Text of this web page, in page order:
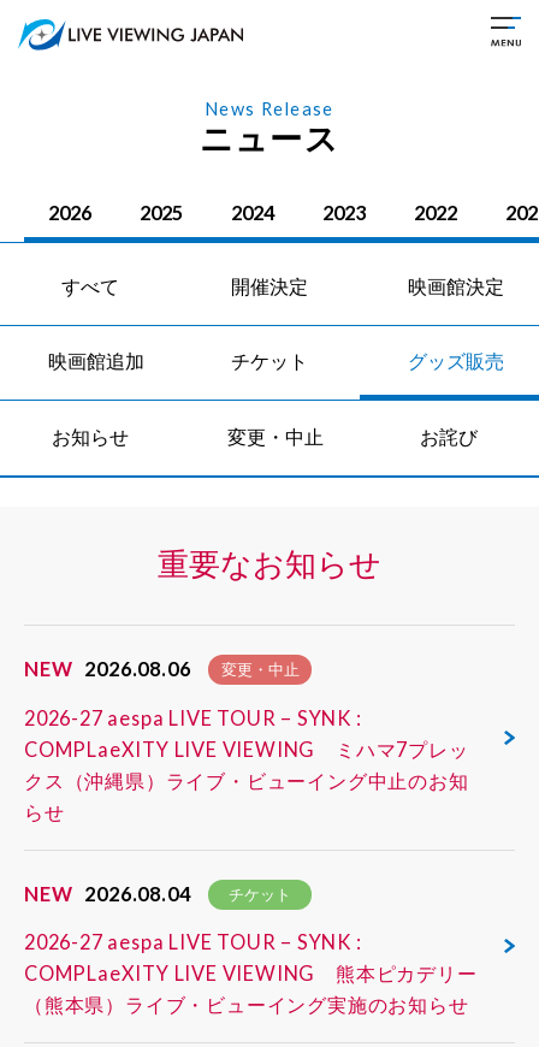
News Release
ニュース
2026 2025 2024 2023 2022
すべて 開催決定 映画館決定
映画館追加 チケット グッズ販売
お知らせ 変更・中止 お詫び
重要なお知らせ
NEW 2026.08.06 変更・中止
2026-27 aespa LIVE TOUR – SYNK :
COMPLaeXITY LIVE VIEWING ミハマ7プレッ
クス（沖縄県）ライブ・ビューイング中止のお知
らせ
NEW 2026.08.04 チケット
2026-27 aespa LIVE TOUR – SYNK :
COMPLaeXITY LIVE VIEWING 熊本ピカデリー
（熊本県）ライブ・ビューイング実施のお知らせ